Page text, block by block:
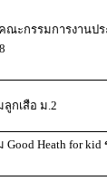
ณะกรรมการงานป
ลูกเสือ ม.2
Good Heath for